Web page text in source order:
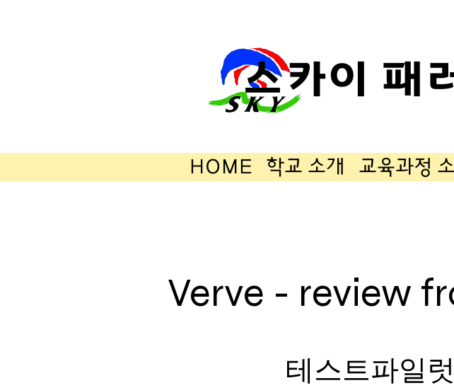
스카이 패
HOME 학교 소개 교육과정
Verve - review
테스트파일